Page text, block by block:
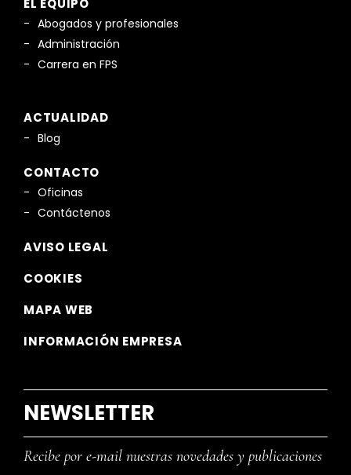
Abogados y profesionales
Administración
Carrera en FPS
ACTUALIDAD
Blog
CONTACTO
Oficinas
Contáctenos
AVISO LEGAL
COOKIES
MAPA WEB
INFORMACIÓN EMPRESA
NEWSLETTER
Recibe por e-mail nuestras novedades y publicaciones